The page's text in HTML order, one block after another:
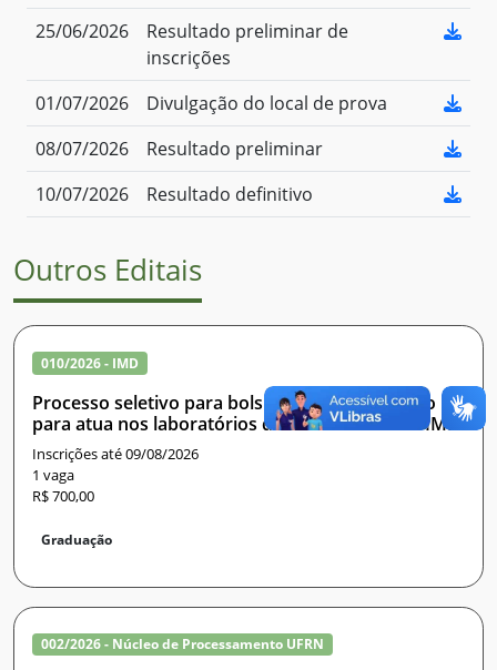
25/06/2026
Resultado preliminar de
inscrições
01/07/2026
Divulgação do local de prova
08/07/2026
Resultado preliminar
10/07/2026
Resultado definitivo
Outros Editais
010/2026 - IMD
Processo seletivo para bolsista de apoio técnico
para atua nos laboratórios de ensino no nPITI/IMD
Inscrições até 09/08/2026
1 vaga
R$ 700,00
Graduação
002/2026 - Núcleo de Processamento UFRN